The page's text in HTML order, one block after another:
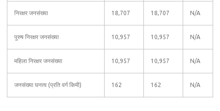
निरक्षर जनसंख्या 18,707 18,707 N/A
पुरुष निरक्षर जनसंख्या 10,957 10,957 N/A
महिला निरक्षर जनसंख्या 10,957 10,957 N/A
जनसंख्या घनत्व (प्रति वर्ग किमी) 162 162 N/A